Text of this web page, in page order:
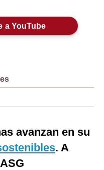
a YouTube
avanzan en su
. A